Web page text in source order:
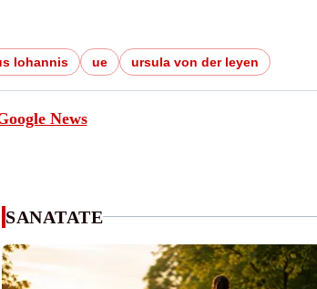
Iohannis ue ursula von der leyen
News
SANATATE